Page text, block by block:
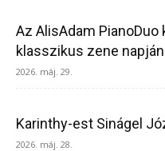
Az AlisAdam
klasszikus zene napján
2026. máj. 29.
Karinthy-est Sinágel
2026. máj. 28.